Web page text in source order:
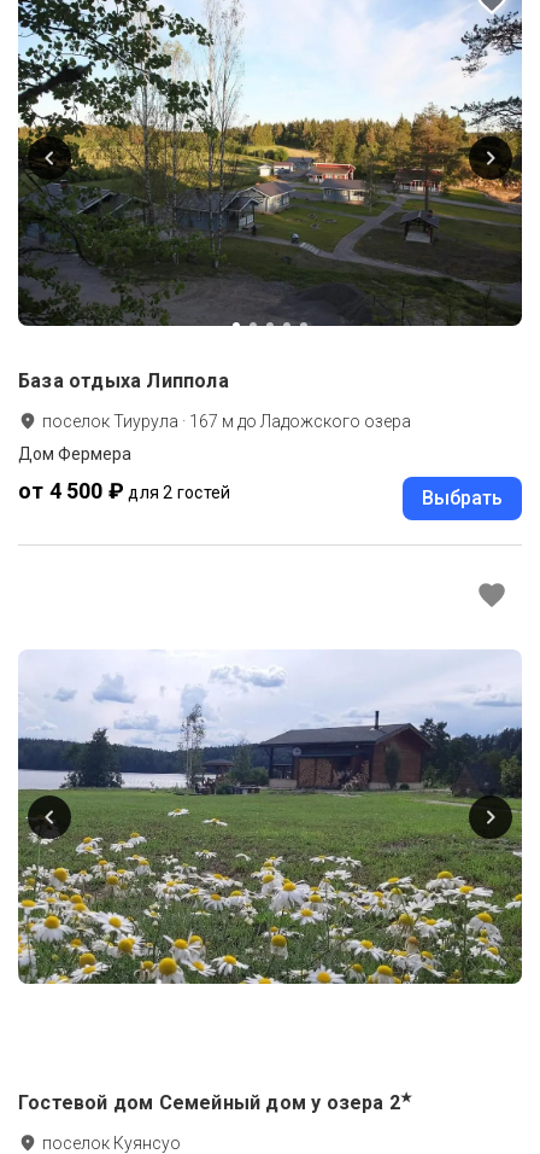
База отдыха Липпола
поселок Тиурула · 167 м до Ладожского озера
Дом Фермера
от 4 500 ₽ для 2 гостей Выбрать
Гостевой дом Семейный дом у озера 2★
поселок Куянсуо